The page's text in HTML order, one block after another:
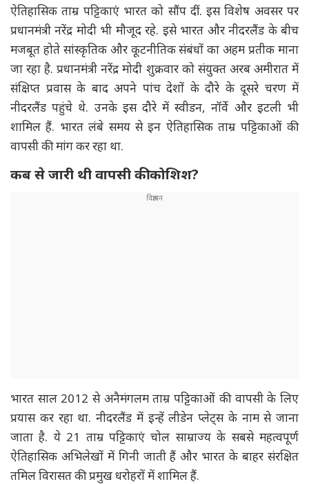
ऐतिहासिक ताम्र पट्टिकाएं भारत को सौंप दीं. इस विशेष अवसर पर
प्रधानमंत्री नरेंद्र मोदी भी मौजूद रहे. इसे भारत और नीदरलैंड के बीच
मजबूत होते सांस्कृतिक और कूटनीतिक संबंधों का अहम प्रतीक माना
जा रहा है. प्रधानमंत्री नरेंद्र मोदी शुक्रवार को संयुक्त अरब अमीरात में
संक्षिप्त प्रवास के बाद अपने पांच देशों के दौरे के दूसरे चरण में
नीदरलैंड पहुंचे थे. उनके इस दौरे में स्वीडन, नॉर्वे और इटली भी
शामिल हैं. भारत लंबे समय से इन ऐतिहासिक ताम्र पट्टिकाओं की
वापसी की मांग कर रहा था.
कब से जारी थी वापसी की कोशिश?
भारत साल 2012 से अनैमंगलम ताम्र पट्टिकाओं की वापसी के लिए
प्रयास कर रहा था. नीदरलैंड में इन्हें लीडेन प्लेट्स के नाम से जाना
जाता है. ये 21 ताम्र पट्टिकाएं चोल साम्राज्य के सबसे महत्वपूर्ण
ऐतिहासिक अभिलेखों में गिनी जाती हैं और भारत के बाहर संरक्षित
तमिल विरासत की प्रमुख धरोहरों में शामिल हैं.